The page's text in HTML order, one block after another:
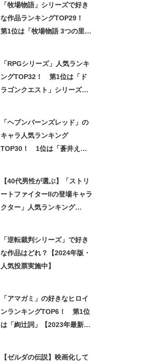
「牧場物語」シリーズで好き
な作品ランキングTOP29！
第1位は「牧場物語 3つの里の
「RPGシリーズ」人気ランキ
ングTOP32！ 第1位は「ド
ラゴンクエスト」シリーズに
「ヘブンバーンズレッド」の
キャラ人気ランキング
TOP30！ 1位は「蒼井えり
【40代男性が選ぶ】「ストリ
ートファイターIIの登場キャラ
クター」人気ランキング
「逆転裁判シリーズ」で好き
な作品はどれ？【2024年版・
人気投票実施中】
「アマガミ」の好きなヒロイ
ンランキングTOP6！ 第1位
は「絢辻詞」【2023年最新投
【ゼルダの伝説】映画化して